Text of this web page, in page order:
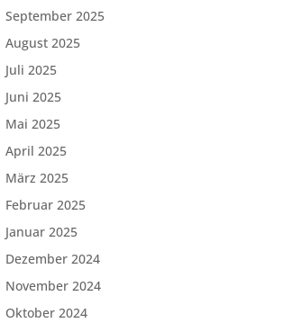
September 2025
August 2025
Juli 2025
Juni 2025
Mai 2025
April 2025
März 2025
Februar 2025
Januar 2025
Dezember 2024
November 2024
Oktober 2024